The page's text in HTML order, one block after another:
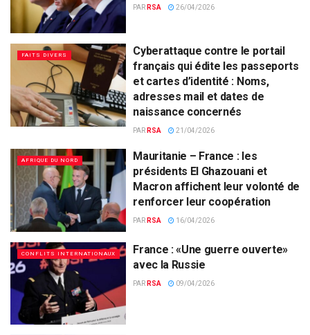
PAR RSA 26/04/2026
FAITS DIVERS
Cyberattaque contre le portail
français qui édite les passeports
et cartes d’identité : Noms,
adresses mail et dates de
naissance concernés
PAR RSA 21/04/2026
AFRIQUE DU NORD
Mauritanie – France : les
présidents El Ghazouani et
Macron affichent leur volonté de
renforcer leur coopération
PAR RSA 16/04/2026
CONFLITS INTERNATIONAUX
France : «Une guerre ouverte»
avec la Russie
PAR RSA 09/04/2026